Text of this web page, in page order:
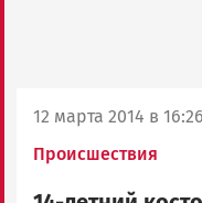
12 марта 2014 в 16:26
Происшествия